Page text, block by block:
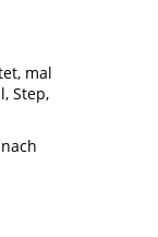
mal
Step,